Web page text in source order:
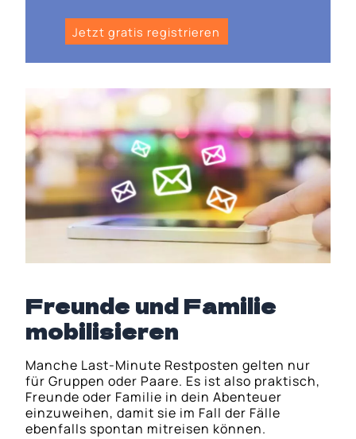
Jetzt gratis registrieren
Freunde und Familie
mobilisieren
Manche Last-Minute Restposten gelten nur
für Gruppen oder Paare. Es ist also praktisch,
Freunde oder Familie in dein Abenteuer
einzuweihen, damit sie im Fall der Fälle
ebenfalls spontan mitreisen können.